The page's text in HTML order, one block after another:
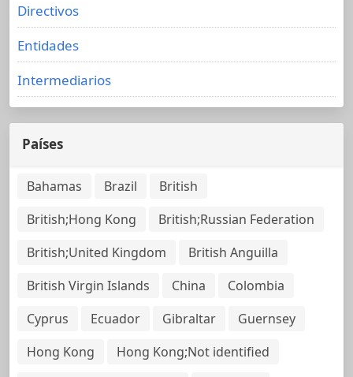
Directivos
Entidades
Intermediarios
Países
Bahamas Brazil
British
British;Hong Kong
British;Russian Federation
British;United Kingdom
British Anguilla
British Virgin Islands
China
Colombia
Cyprus
Ecuador Gibraltar
Guernsey
Hong Kong
Hong Kong;Not identified